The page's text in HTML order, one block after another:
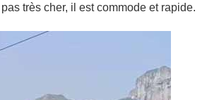
très cher, il est commode et rapide.